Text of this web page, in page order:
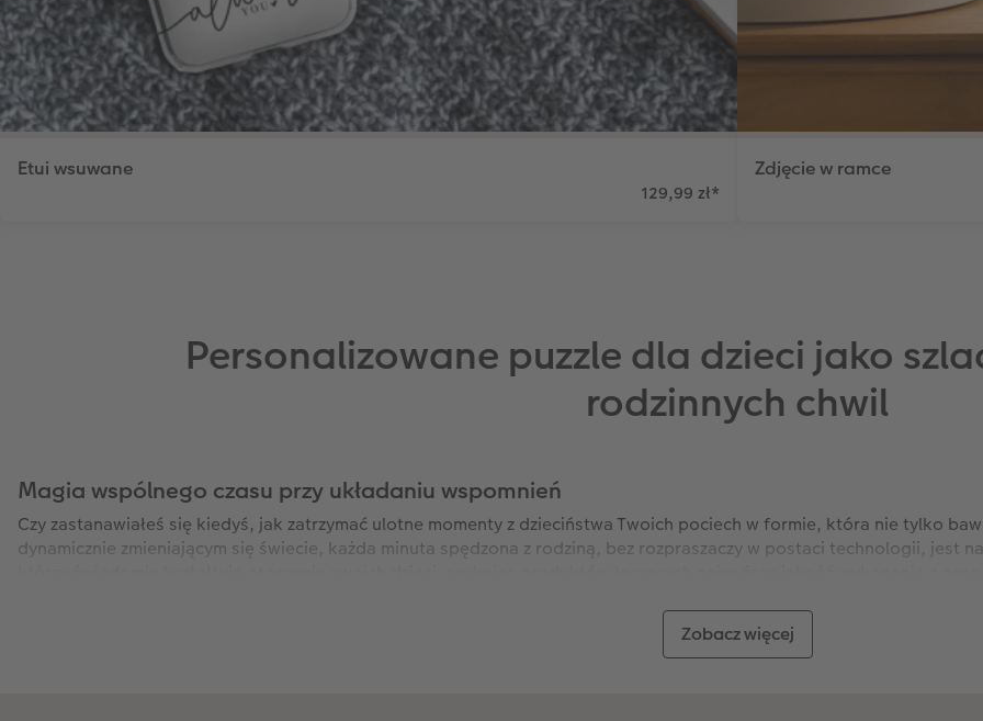
Etui wsuwane
129,99 zł*
Zdjęcie w ramce
Personalizowane puzzle dla dzieci jako
rodzinnych chwil
Magia wspólnego czasu przy układaniu wspomnień
Czy zastanawiałeś się kiedyś, jak zatrzymać ulotne momenty z dzieciństwa Twoich pociech w formie, która nie tylko
dynamicznie zmieniającym się świecie, każda minuta spędzona z rodziną, bez rozpraszaczy w postaci technologii, jest
Dlaczego warto postawić na tak szlachetną formę rozrywki? Przede wszystkim dlatego, że układanie obrazu
Zobacz więcej